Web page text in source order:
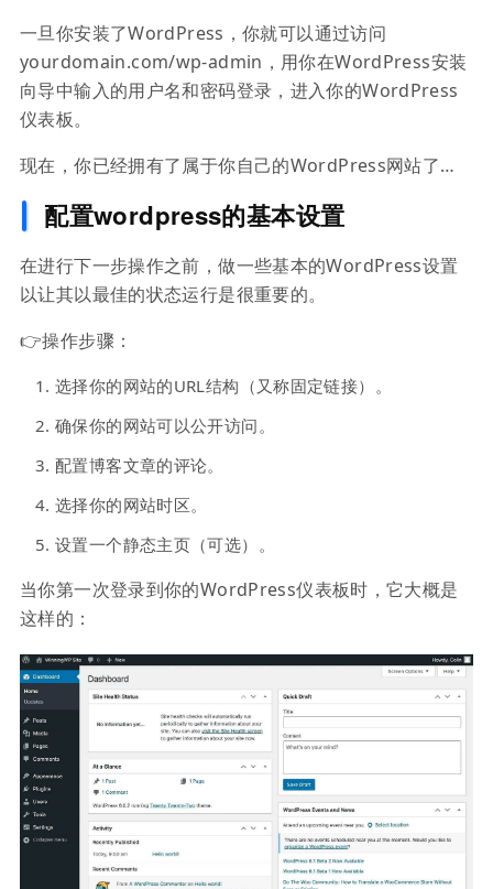
一旦你安装了WordPress，你就可以通过访问
yourdomain.com/wp-admin，用你在WordPress安装
向导中输入的用户名和密码登录，进入你的WordPress
仪表板。
现在，你已经拥有了属于你自己的WordPress网站了…
配置wordpress的基本设置
在进行下一步操作之前，做一些基本的WordPress设置
以让其以最佳的状态运行是很重要的。
👉操作步骤：
选择你的网站的URL结构（又称固定链接）。
确保你的网站可以公开访问。
配置博客文章的评论。
选择你的网站时区。
设置一个静态主页（可选）。
当你第一次登录到你的WordPress仪表板时，它大概是
这样的：